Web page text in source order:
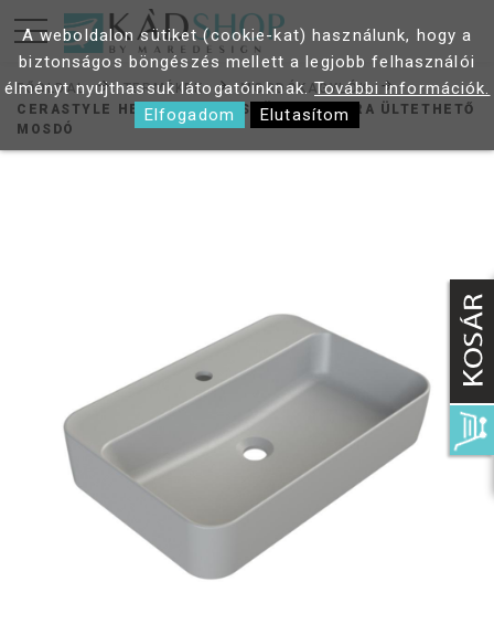
FŐOLDAL TERMÉKEK
MOSDÓKAGYLÓK
CERASTYLE HERA 60 MATT SZÜRKE PULTRA ÜLTETHETŐ
MOSDÓ
A weboldalon sütiket (cookie-kat) használunk, hogy a
biztonságos böngészés mellett a legjobb felhasználói
élményt nyújthassuk látogatóinknak.További információk.
Elfogadom
Elutasítom